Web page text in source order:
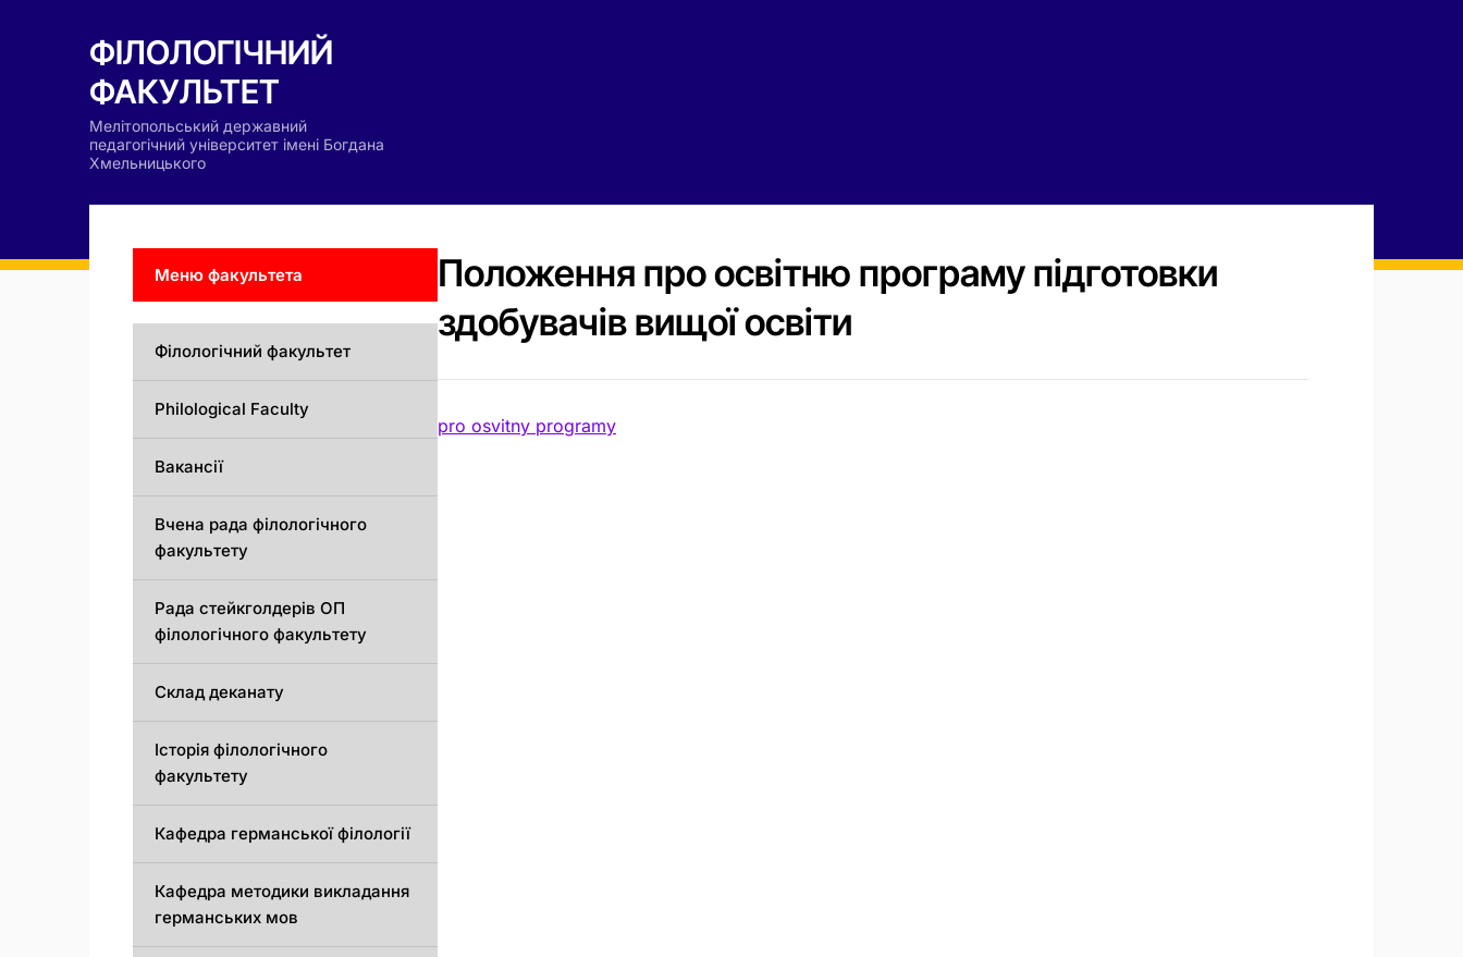
ФІЛОЛОГІЧНИЙ
ФАКУЛЬТЕТ
Мелітопольський державний
педагогічний університет імені Богдана
Хмельницького
Положення про освітню програму підготовки
здобувачів вищої освіти
pro osvitny programy
Меню факультета
Філологічний факультет
Philological Faculty
Вакансії
Вчена рада філологічного
факультету
Рада стейкголдерів ОП
філологічного факультету
Склад деканату
Історія філологічного
факультету
Кафедрa германської філології
Кафедрa методики викладання
германських мов